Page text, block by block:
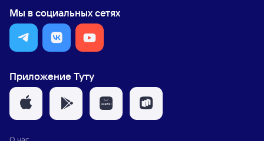
Мы в социальных сетях
Приложение Туту